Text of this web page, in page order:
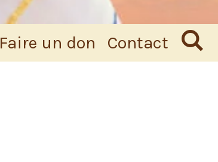
Faire un don Contact